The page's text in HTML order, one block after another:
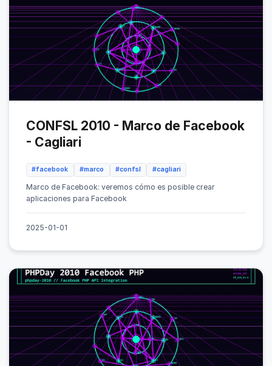
CONFSL 2010 - Marco de Facebook
- Cagliari
#facebook #marco #confsl #cagliari
Marco de Facebook: veremos cómo es posible crear
aplicaciones para Facebook
2025-01-01